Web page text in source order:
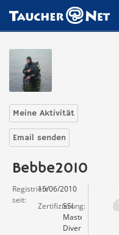
Meine Aktivität
Email senden
Bebbe2010
Registriert
seit
15/06/2010
Zertifizierung
SSI
Master
Diver